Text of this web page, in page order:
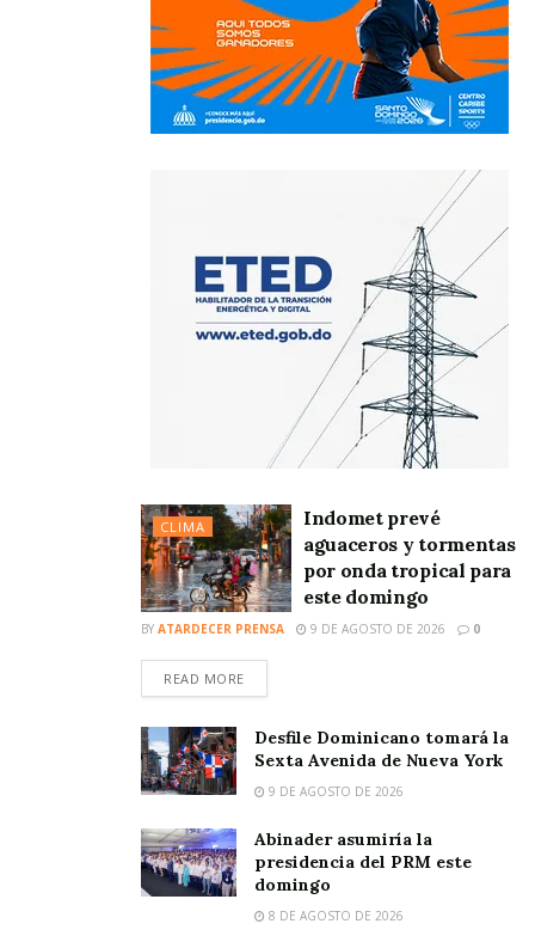
CLIMA
Indomet prevé
aguaceros y tormentas
por onda tropical para
este domingo
BY ATARDECER PRENSA 9 DE AGOSTO DE 2026 0
READ MORE
Desfile Dominicano tomará la
Sexta Avenida de Nueva York
9 DE AGOSTO DE 2026
Abinader asumiría la
presidencia del PRM este
domingo
8 DE AGOSTO DE 2026